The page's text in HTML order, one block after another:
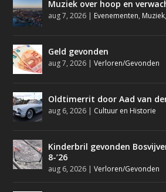
Muziek over hoop en
aug 7, 2026 | Evenementen, Muziek,
Geld gevonden
aug 7, 2026 |Verloren/Gevonden
Oldtimerrit door Aad van
aug 6, 2026 | Cultuur en Historie
Kinderbril gevonden
8-’26
aug 6, 2026 |Verloren/Gevonden